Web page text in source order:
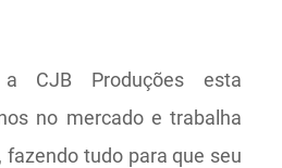
CJB Produções esta
no mercado e trabalha
tudo para que seu